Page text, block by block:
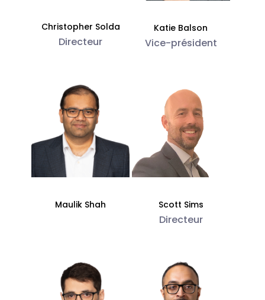
Christopher Solda
Directeur
Katie Balson
Vice-président
Maulik Shah Scott Sims
Directeur